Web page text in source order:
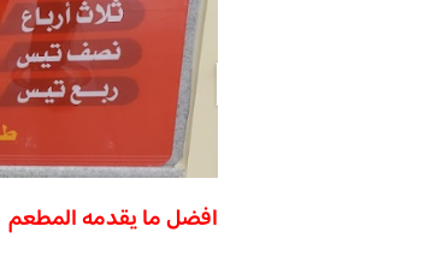
افضل ما يقدمه المطعم